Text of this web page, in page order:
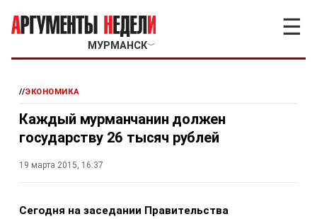
МУРМАНСК﹀
☰
//ЭКОНОМИКА
Каждый мурманчанин должен
государству 26 тысяч рублей
19 марта 2015, 16:37
Сегодня на заседании Правительства